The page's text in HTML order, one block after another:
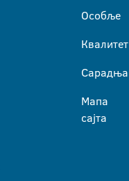
Особље
Квалитет
Сарадња
Мапа
сајта